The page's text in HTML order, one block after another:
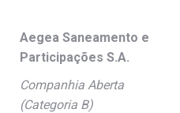
Aegea Saneamento e
Participações S.A.
Companhia Aberta
(Categoria B)